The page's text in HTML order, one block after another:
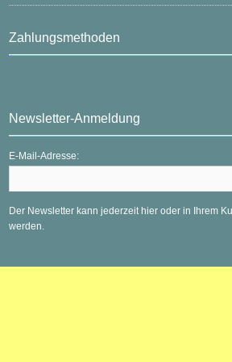
Zahlungsmethoden
Newsletter-Anmeldung
E-Mail-Adresse:
Der Newsletter kann jederzeit hier oder in Ihrem
werden.